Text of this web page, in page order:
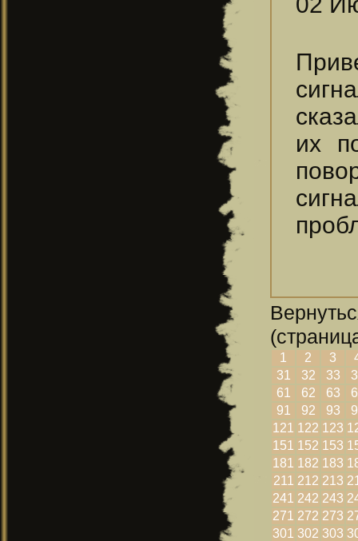
их
1 2 3
31
32 33
61
62 63
91
92 93
121 122 123
151 152 153
181 182 183
211 212 213
241 242 243
271 272 273
301 302 303